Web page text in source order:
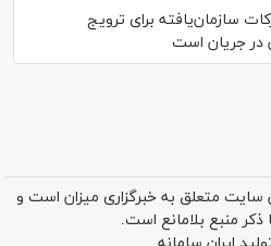
سازمان‌یافته برای ترویج
در جریان است
متعلق به خبرگزاری میزان است و
ذکر منبع بلامانع است.